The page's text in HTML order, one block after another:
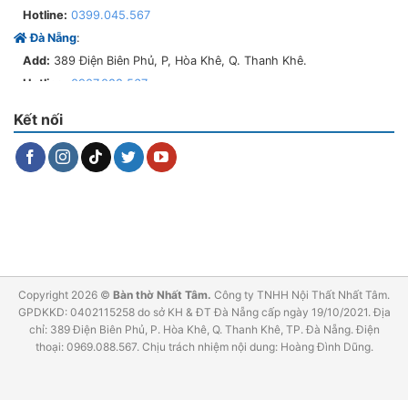
Hotline: 0399.045.567
Đà Nẵng:
Add: 389 Điện Biên Phủ, P, Hòa Khê, Q. Thanh Khê.
Hotline:
0907.088.567
Add:331 Phan Châu Trinh, P. Phước Hòa, TP. Tam Kỳ, Quảng Nam.
Bình Định:
Add:
370 Nguyễn Thái học, P. Ngô Mây, TP. Quy Nhơn.
Quảng Ngãi :
Add:679 Quang Trung, P. Nghĩa chánh, TP. Quảng Ngãi.
Tp. Thái Nguyên:
113 Hoàng Ngân, P. Phan Đình Phùng
Kết nối
Copyright 2026 © Bàn thờ Nhất Tâm. Công ty TNHH Nội Thất Nhất Tâm.
GPDKKD: 0402115258 do sở KH & ĐT Đà Nẵng cấp ngày 19/10/2021. Địa
chỉ: 389 Điện Biên Phủ, P. Hòa Khê, Q. Thanh Khê, TP. Đà Nẵng. Điện
thoại: 0969.088.567. Chịu trách nhiệm nội dung: Hoàng Đình Dũng.